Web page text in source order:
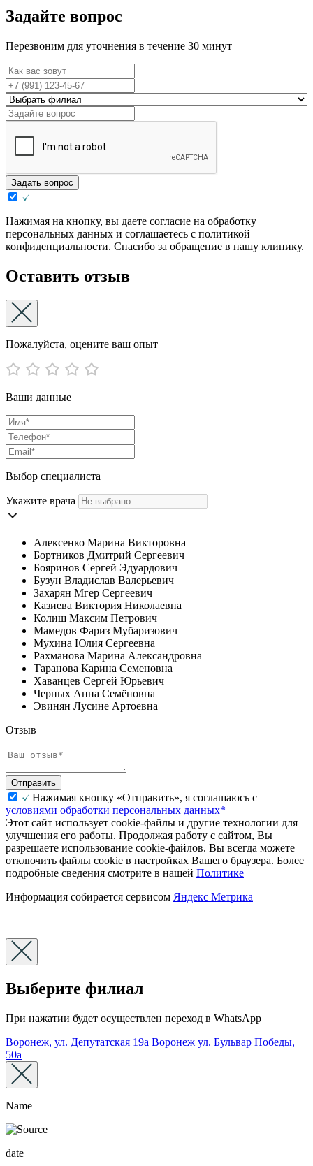
Задайте вопрос
Перезвоним для уточнения в течение 30 минут
Задать вопрос
Нажимая на кнопку, вы даете согласие на обработку
персональных данных и соглашаетесь с политикой
конфиденциальности. Спасибо за обращение в нашу клинику.
Оставить отзыв
Пожалуйста, оцените ваш опыт
Ваши данные
Выбор специалиста
Укажите врача
Алексенко Марина Викторовна
Бортников Дмитрий Сергеевич
Бояринов Сергей Эдуардович
Бузун Владислав Валерьевич
Захарян Мгер Сергеевич
Казиева Виктория Николаевна
Колиш Максим Петрович
Мамедов Фариз Мубаризович
Мухина Юлия Сергеевна
Рахманова Марина Александровна
Таранова Карина Семеновна
Хаванцев Сергей Юрьевич
Черных Анна Семёновна
Эвинян Лусине Артоевна
Отзыв
Отправить
Нажимая кнопку «Отправить», я соглашаюсь с
условиями обработки персональных данных*
Этот сайт использует cookie-файлы и другие технологии для
улучшения его работы. Продолжая работу с сайтом, Вы
разрешаете использование cookie-файлов. Вы всегда можете
отключить файлы cookie в настройках Вашего браузера. Более
подробные сведения смотрите в нашей Политике
Информация собирается сервисом Яндекс Метрика
Выберите филиал
При нажатии будет осуществлен переход в WhatsApp
Воронеж, ул. Депутатская 19а Воронеж ул. Бульвар Победы,
50а
Name
date